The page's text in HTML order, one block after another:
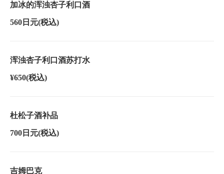
加冰的浑浊杏子利口酒
560日元(税込)
浑浊杏子利口酒苏打水
¥650(税込)
杜松子酒补品
700日元(税込)
吉姆巴克